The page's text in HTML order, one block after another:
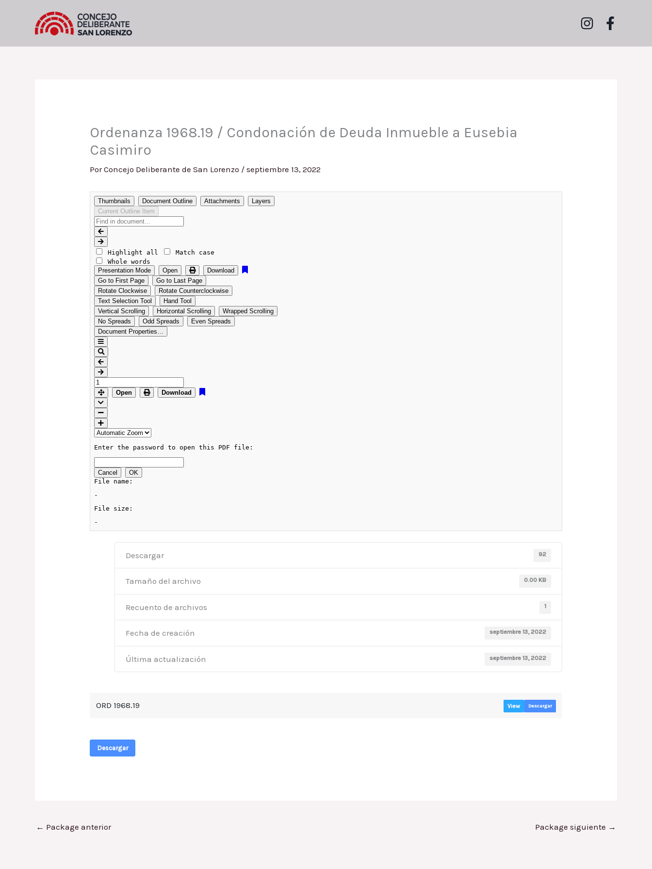
contenido
Ordenanza 1968.19 / Condonación de Deuda Inmueble a Eusebia
Casimiro
PorConcejo Deliberante de San Lorenzo /septiembre 13, 2022
Descargar 92
Tamaño del archivo 0.00 KB
Recuento de archivos 1
Fecha de creación septiembre 13, 2022
Última actualización septiembre 13, 2022
ORD 1968.19 View Descargar
Descargar
← Package anterior Package siguiente →